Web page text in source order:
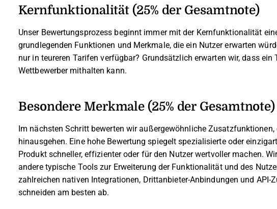
Kernfunktionalität (25% der Gesamtnote)
Unser Bewertungsprozess beginnt immer mit der Kernfunktionalität
grundlegenden Funktionen und Merkmale, die ein Nutzer erwarten
nur in teureren Tarifen verfügbar? Grundsätzlich erwarten wir, dass
Wettbewerber mithalten kann.
Besondere Merkmale (25% der Gesamtnote)
Im nächsten Schritt bewerten wir außergewöhnliche
hinausgehen. Eine hohe Bewertung spiegelt spezialisierte oder
Produkt schneller, effizienter oder für den Nutzer wertvoller machen.
andere typische Tools zur Erweiterung der Funktionalität und des
zahlreichen nativen Integrationen, Drittanbieter-Anbindungen und API-
schneiden am besten ab.